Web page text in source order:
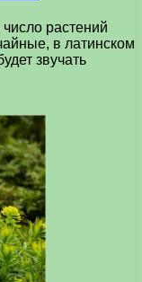
растений
в латинском
звучать